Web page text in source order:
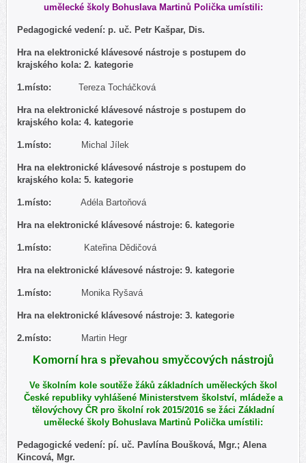
umělecké školy Bohuslava Martinů Polička umístili:
Pedagogické vedení: p. uč. Petr Kašpar, Dis.
Hra na elektronické klávesové nástroje s postupem do
krajského kola: 2. kategorie
1.místo: Tereza Tocháčková
Hra na elektronické klávesové nástroje s postupem do
krajského kola: 4. kategorie
1.místo: Michal Jílek
Hra na elektronické klávesové nástroje s postupem do
krajského kola: 5. kategorie
1.místo: Adéla Bartoňová
Hra na elektronické klávesové nástroje: 6. kategorie
1.místo: Kateřina Dědičová
Hra na elektronické klávesové nástroje: 9. kategorie
1.místo: Monika Ryšavá
Hra na elektronické klávesové nástroje: 3. kategorie
2.místo: Martin Hegr
Komorní hra s převahou smyčcových nástrojů
Ve školním kole soutěže žáků základních uměleckých škol
České republiky vyhlášené Ministerstvem školství, mládeže a
tělovýchovy ČR pro školní rok 2015/2016 se žáci Základní
umělecké školy Bohuslava Martinů Polička umístili:
Pedagogické vedení: pí. uč. Pavlína Boušková, Mgr.; Alena
Kincová, Mgr.